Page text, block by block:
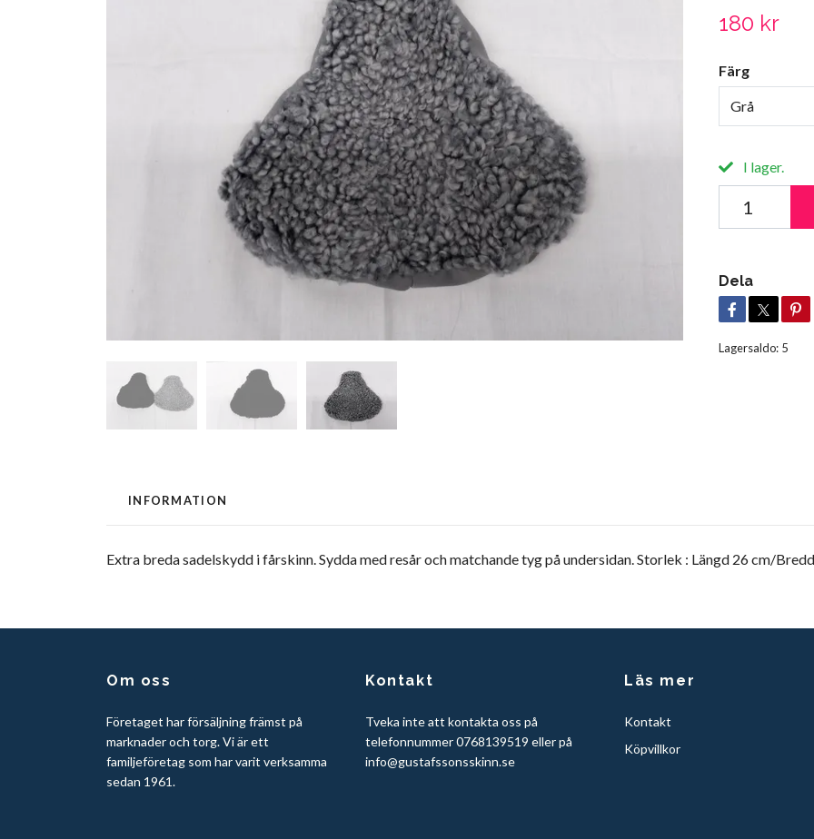
180 kr
Färg
Grå
I lager.
Dela
Lagersaldo: 5
INFORMATION
Extra breda sadelskydd i fårskinn. Sydda med resår och matchande tyg på undersidan. Storlek : Längd 26 cm/
Om oss
Företaget har försäljning främst på
marknader och torg. Vi är ett
familjeföretag som har varit verksamma
sedan 1961.
Kontakt
Tveka inte att kontakta oss på
telefonnummer 0768139519 eller på
info@gustafssonsskinn.se
Läs mer
Kontakt
Köpvillkor